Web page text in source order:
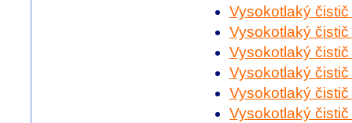
Vysokotlaký
Vysokotlaký
Vysokotlaký
Vysokotlaký
Vysokotlaký
Vysokotlaký